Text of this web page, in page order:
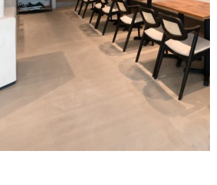
天然石・石材
施工材 新商品
住まいのスタイリング
アイデア
ンネル
オンライン相談